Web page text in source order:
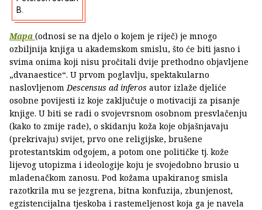
B.
Mapa (odnosi se na djelo o kojem je riječ) je mnogo
ozbiljnija knjiga u akademskom smislu, što će biti jasno i
svima onima koji nisu pročitali dvije prethodno objavljene
„dvanaestice“. U prvom poglavlju, spektakularno
naslovljenomDescensus ad inferos autor izlaže djeliće
osobne povijesti iz koje zaključuje o motivaciji za pisanje
knjige. U biti se radi o svojevrsnom osobnom presvlačenju
(kako to zmije rade), o skidanju koža koje objašnjavaju
(prekrivaju) svijet, prvo one religijske, brušene
protestantskim odgojem, a potom one političke tj. kože
lijevog utopizma i ideologije koju je svojedobno brusio u
mladenačkom zanosu. Pod kožama upakiranog smisla
razotkrila mu se jezgrena, bitna konfuzija, zbunjenost,
egzistencijalna tjeskoba i rastemeljenost koja ga je navela